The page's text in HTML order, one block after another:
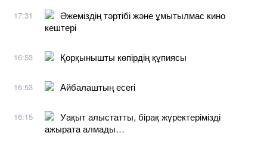
17:31
Әжеміздің тәртібі және ұмытылмас кино
кештері
16:53 Қорқынышты көпірдің құпиясы
16:53 Айбалаштың есегі
16:15
Уақыт алыстатты, бірақ жүректерімізді
ажырата алмады…